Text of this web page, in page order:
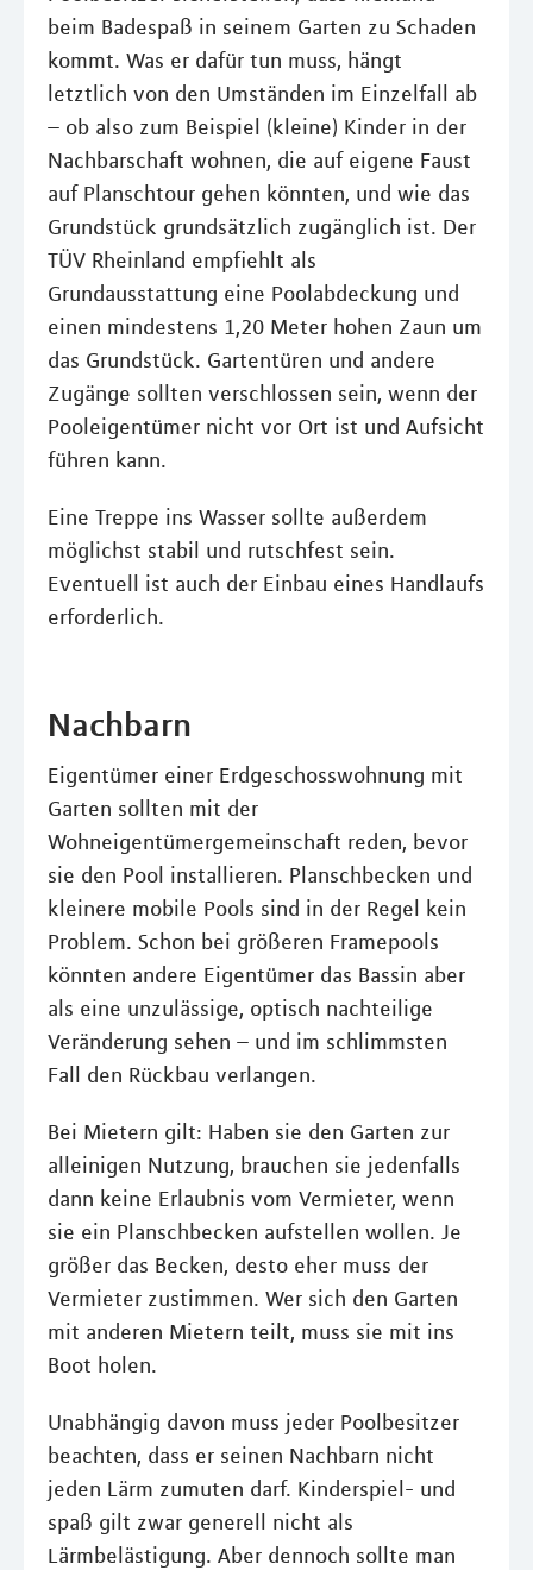
beim Badespaß in seinem Garten zu Schaden
kommt. Was er dafür tun muss, hängt
letztlich von den Umständen im Einzelfall ab
– ob also zum Beispiel (kleine) Kinder in der
Nachbarschaft wohnen, die auf eigene Faust
auf Planschtour gehen könnten, und wie das
Grundstück grundsätzlich zugänglich ist. Der
TÜV Rheinland empfiehlt als
Grundausstattung eine Poolabdeckung und
einen mindestens 1,20 Meter hohen Zaun um
das Grundstück. Gartentüren und andere
Zugänge sollten verschlossen sein, wenn der
Pooleigentümer nicht vor Ort ist und Aufsicht
führen kann.
Eine Treppe ins Wasser sollte außerdem
möglichst stabil und rutschfest sein.
Eventuell ist auch der Einbau eines Handlaufs
erforderlich.
Nachbarn
Eigentümer einer Erdgeschosswohnung mit
Garten sollten mit der
Wohneigentümergemeinschaft reden, bevor
sie den Pool installieren. Planschbecken und
kleinere mobile Pools sind in der Regel kein
Problem. Schon bei größeren Framepools
könnten andere Eigentümer das Bassin aber
als eine unzulässige, optisch nachteilige
Veränderung sehen – und im schlimmsten
Fall den Rückbau verlangen.
Bei Mietern gilt: Haben sie den Garten zur
alleinigen Nutzung, brauchen sie jedenfalls
dann keine Erlaubnis vom Vermieter, wenn
sie ein Planschbecken aufstellen wollen. Je
größer das Becken, desto eher muss der
Vermieter zustimmen. Wer sich den Garten
mit anderen Mietern teilt, muss sie mit ins
Boot holen.
Unabhängig davon muss jeder Poolbesitzer
beachten, dass er seinen Nachbarn nicht
jeden Lärm zumuten darf. Kinderspiel- und
spaß gilt zwar generell nicht als
Lärmbelästigung. Aber dennoch sollte man